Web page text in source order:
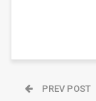
PREV POST